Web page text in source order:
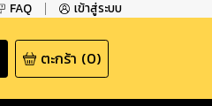
FAQ เข้าสู่ระบบ
ตะกร้า (0)